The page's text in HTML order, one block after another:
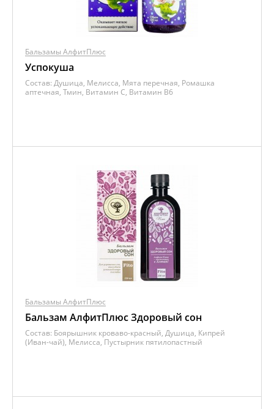
Бальзамы АлфитПлюс
Успокуша
Состав: Душица, Мелисса, Мята перечная, Ромашка
аптечная, Тмин, Витамин C, Витамин B6
Бальзамы АлфитПлюс
Бальзам АлфитПлюс Здоровый сон
Состав: Боярышник кроваво-красный, Душица, Кипрей
(Иван-чай), Мелисса, Пустырник пятилопастный